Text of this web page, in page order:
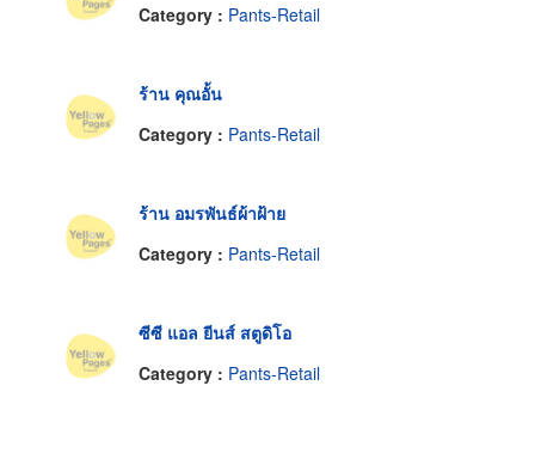
Category : Pants-Retail
ร้าน คุณอั้น
Category : Pants-Retail
ร้าน อมรพันธ์ผ้าฝ้าย
Category : Pants-Retail
ซีซี แอล ยีนส์ สตูดิโอ
Category : Pants-Retail